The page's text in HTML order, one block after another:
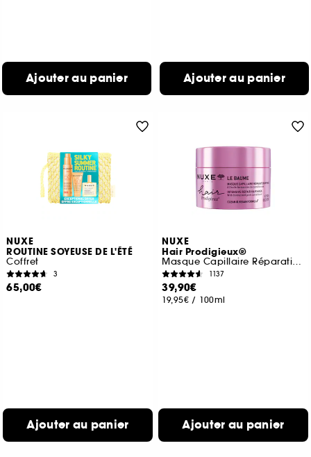
Ajouter au panier Ajouter au panier
NUXE
ROUTINE SOYEUSE DE L'ÉTÉ
Coffret
3
65,00€
Ajouter au panier
NUXE
Hair Prodigieux®
Masque Capillaire Réparation Intense
1137
39,90€
19,95€ / 100ml
Ajouter au panier